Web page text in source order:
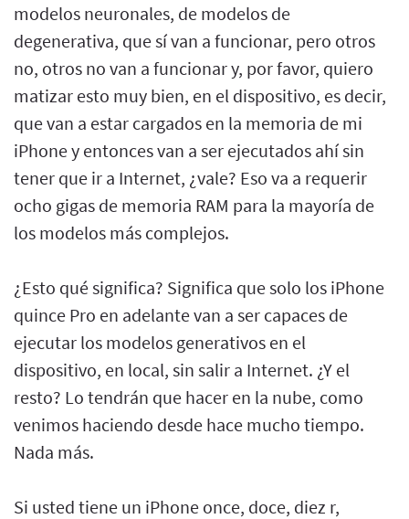
modelos neuronales, de modelos de
degenerativa, que sí van a funcionar, pero otros
no, otros no van a funcionar y, por favor, quiero
matizar esto muy bien, en el dispositivo, es decir,
que van a estar cargados en la memoria de mi
iPhone y entonces van a ser ejecutados ahí sin
tener que ir a Internet, ¿vale? Eso va a requerir
ocho gigas de memoria RAM para la mayoría de
los modelos más complejos.
¿Esto qué significa? Significa que solo los iPhone
quince Pro en adelante van a ser capaces de
ejecutar los modelos generativos en el
dispositivo, en local, sin salir a Internet. ¿Y el
resto? Lo tendrán que hacer en la nube, como
venimos haciendo desde hace mucho tiempo.
Nada más.
Si usted tiene un iPhone once, doce, diez r,